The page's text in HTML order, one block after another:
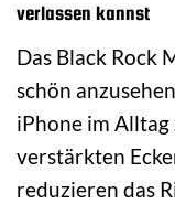
verlassen kannst
Das Black Rock
schön
iPhone im Alltag
verstärkten
reduzieren das